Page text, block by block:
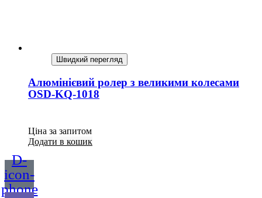
Швидкий перегляд
Алюмінієвий ролер з великими колесами
OSD-KQ-1018
Ціна за запитом
Додати в кошик
D-
icon-
phone